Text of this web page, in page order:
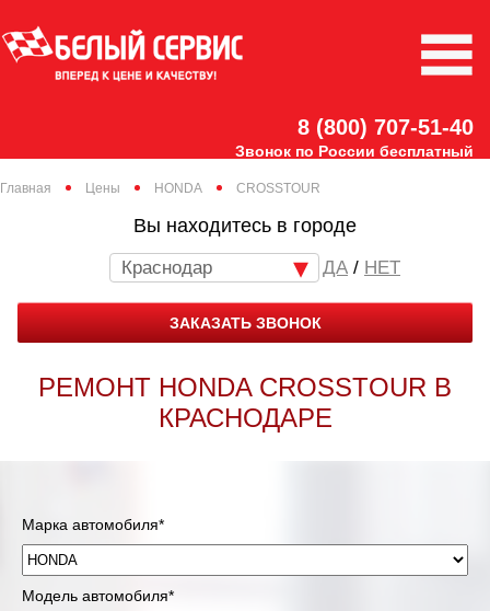
8 (800) 707-51-40
Звонок по России бесплатный
Главная Цены HONDA CROSSTOUR
Вы находитесь в городе
Краснодар / НЕТ
ЗАКАЗАТЬ ЗВОНОК
РЕМОНТ HONDA CROSSTOUR В
КРАСНОДАРЕ
Марка автомобиля*
Модель автомобиля*